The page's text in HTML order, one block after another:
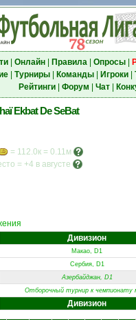
| Онлайн| Правила| Опросы|
| Турниры| Команды| Игроки|
Рейтинги| Форум Чат|
Ekbat De SeBat
= 112.0к = 0.11м
= +4 в августе
Дивизион
Макао, D1
Сербия, D1
Азербайджан, D1
Отборочный турнир к чемпионату
Дивизион